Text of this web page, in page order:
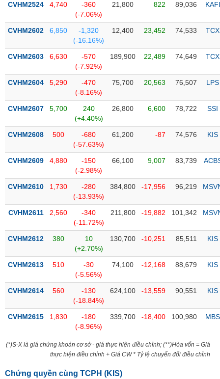
thái
phiếu
mô
thị
Niêm
Niêm
mới
yết
sung
niêm
yết
Theo
dõi
biệt
được
ETF
CVHM2524 4,740
-360
(-7.06%)
21,800 822 89,036 KAFI
CVHM2602 6,850
-1,320
(-16.16%)
12,400 23,452 74,533 TCX
CVHM2603 6,630
-570
(-7.92%)
189,900 22,489 74,649 TCX
CVHM2604 5,290
-470
(-8.16%)
75,700 20,563 76,507 LPS
CVHM2607 5,700
240
(+4.40%)
26,800 6,600 78,722 SSI
CVHM2608 500
-680
(-57.63%)
61,200 -87 74,576 KIS
CVHM2609 4,880
-150
(-2.98%)
66,100 9,007 83,739
CVHM2610 1,730
-280
(-13.93%)
384,800 -17,956 96,219
CVHM2611 2,560
-340
(-11.72%)
211,800 -19,882 101,342
CVHM2612 380
10
(+2.70%)
130,700 -10,251 85,511 KIS
CVHM2613 510
-30
(-5.56%)
74,100 -12,168 88,679 KIS
CVHM2614 560
-130
(-18.84%)
624,100 -13,559 90,551 KIS
CVHM2615 1,830
-180
(-8.96%)
339,700 -18,400 100,980 MBS
(*)S-X là giá chứng khoán cơ sở - giá thực hiện điều chỉnh; (**)Hòa vốn = Giá
thực hiện điều chỉnh + Giá CW * Tỷ lệ chuyển đổi điều chỉnh
Chứng quyền cùng TCPH (KIS)
NGÀNH
DOANH
NGHIỆP
PHIẾU
PHÁI
TRÁI
CÔNG
ĐẦU
TƯ
LIỆU